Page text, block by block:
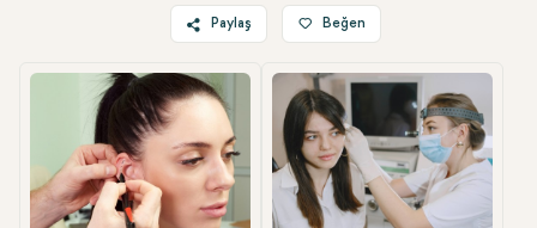
Paylaş
Twitter
Facebook
Linkedin
WhatsApp
Telegram
Beğen